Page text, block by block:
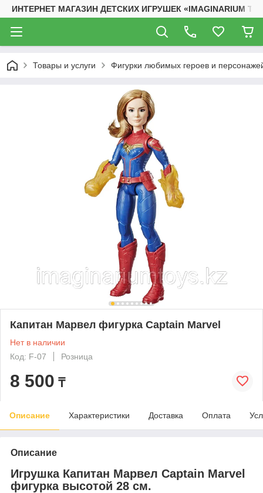
ИНТЕРНЕТ МАГАЗИН ДЕТСКИХ ИГРУШЕК «IMAGINARIUM
Товары и услуги Фигурки любимых героев и
Капитан Марвел фигурка Captain Marvel
Нет в наличии
Код: F-07
Розница
8 500 ₸
Описание Характеристики Доставка Оплата
Описание
Игрушка Капитан Марвел Captain Marvel
фигурка высотой 28 см.